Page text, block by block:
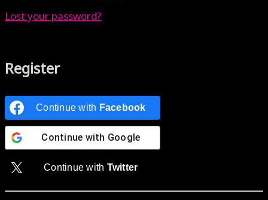
Lost your password?
Register
Continue with Facebook
Continue with Google
Continue with Twitter